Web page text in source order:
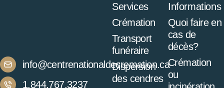
info@centrenationaldecremation.ca
1.844.767.3237
Services
Crémation
Transport
funéraire
Dispersion
des cendres
Informations
Quoi faire en
cas de
décès?
Crémation
ou